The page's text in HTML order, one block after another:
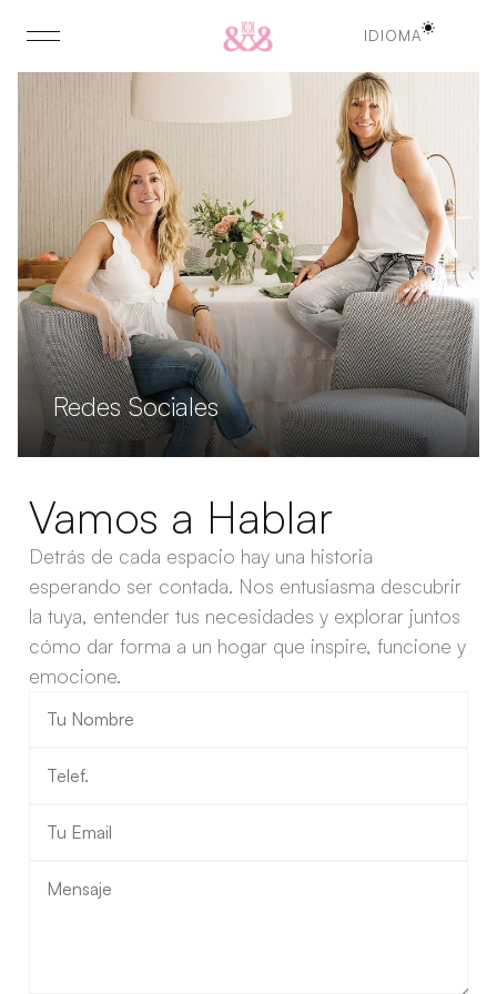
IDIOMA
Redes Sociales
Vamos a Hablar
Detrás de cada espacio hay una historia
esperando ser contada. Nos entusiasma descubrir
la tuya, entender tus necesidades y explorar juntos
cómo dar forma a un hogar que inspire, funcione y
emocione.